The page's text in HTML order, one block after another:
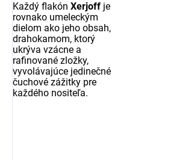
Každý flakón Xerjoff je
rovnako umeleckým
dielom ako jeho obsah,
drahokamom, ktorý
ukrýva vzácne a
rafinované zložky,
vyvolávajúce jedinečné
čuchové zážitky pre
každého nositeľa.